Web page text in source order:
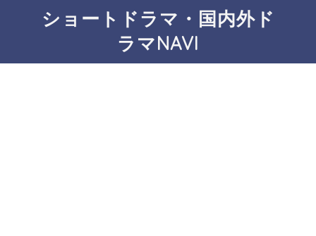
ショートドラマ・国内外ド
ラマNAVI